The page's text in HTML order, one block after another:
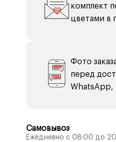
комплект
цветами в
Фото
перед
WhatsApp,
Самовывоз
Ежедневно с 08:00 до